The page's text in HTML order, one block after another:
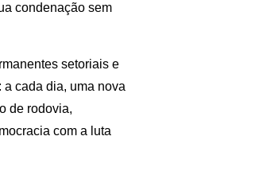
condenação sem
setoriais e
cada dia, uma nova
de rodovia,
com a luta